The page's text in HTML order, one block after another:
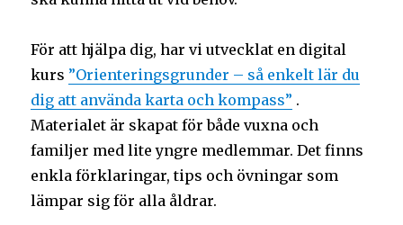
För att hjälpa dig, har vi utvecklat en digital
kurs ”Orienteringsgrunder – så enkelt lär du
dig att använda karta och kompass” .
Materialet är skapat för både vuxna och
familjer med lite yngre medlemmar. Det finns
enkla förklaringar, tips och övningar som
lämpar sig för alla åldrar.